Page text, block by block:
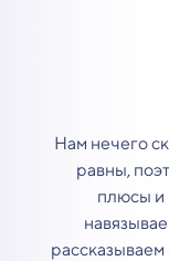
Нам нечего
равны,
плюсы и